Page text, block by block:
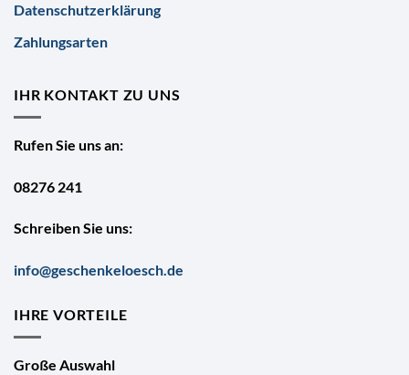
Datenschutzerklärung
Zahlungsarten
IHR KONTAKT ZU UNS
Rufen Sie uns an:
08276 241
Schreiben Sie uns:
info@geschenkeloesch.de
IHRE VORTEILE
Große Auswahl